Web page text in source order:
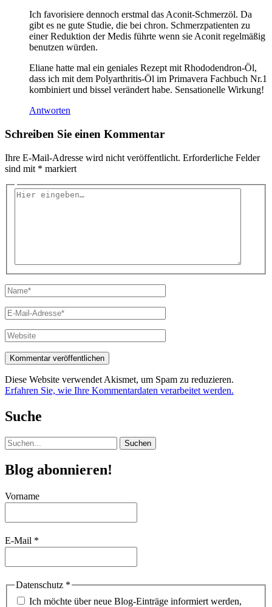
Ich favorisiere dennoch erstmal das Aconit-Schmerzöl. Da
gibt es ne gute Studie, die bei chron. Schmerzpatienten zu
einer Reduktion der Medis führte wenn sie Aconit regelmäßig
benutzen würden.
Eliane hatte mal ein geniales Rezept mit Rhododendron-Öl,
dass ich mit dem Polyarthritis-Öl im Primavera Fachbuch Nr.1
kombiniert und bissel verändert habe. Sensationelle Wirkung!
Antworten
Schreiben Sie einen Kommentar
Ihre E-Mail-Adresse wird nicht veröffentlicht. Erforderliche Felder
sind mit * markiert
Hier
Name*
E-
Mail-
Adresse*
Website
Diese Website verwendet Akismet, um Spam zu reduzieren.
Erfahren Sie, wie Ihre Kommentardaten verarbeitet werden.
Suche
Suchen
nach:
Blog abonnieren!
Vorname
E-Mail *
Datenschutz *
Ich möchte über neue Blog-Einträge informiert werden,